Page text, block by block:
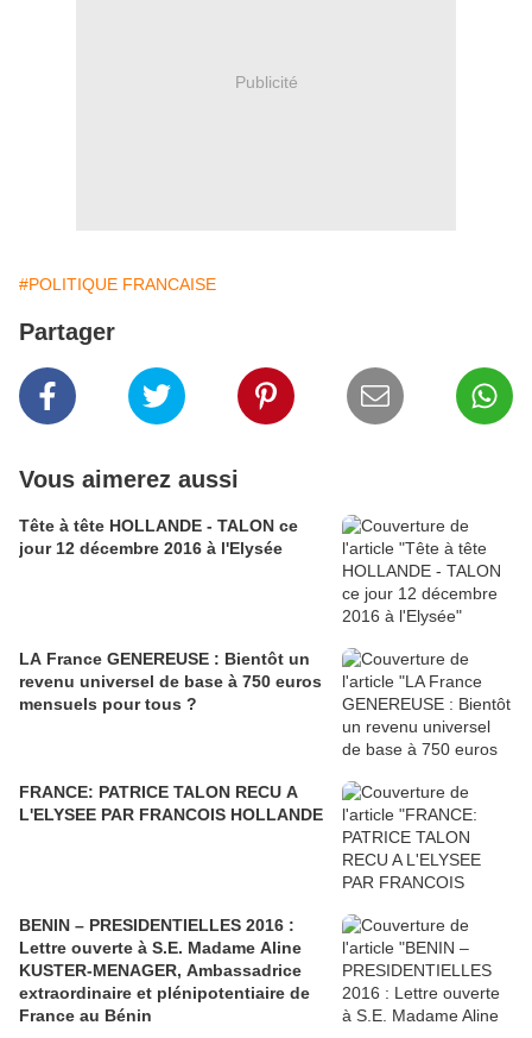
Publicité
#POLITIQUE FRANCAISE
Partager
Vous aimerez aussi
Tête à tête HOLLANDE - TALON ce
jour 12 décembre 2016 à l'Elysée
LA France GENEREUSE : Bientôt un
revenu universel de base à 750 euros
mensuels pour tous ?
FRANCE: PATRICE TALON RECU A
L'ELYSEE PAR FRANCOIS HOLLANDE
BENIN – PRESIDENTIELLES 2016 :
Lettre ouverte à S.E. Madame Aline
KUSTER-MENAGER, Ambassadrice
extraordinaire et plénipotentiaire de
France au Bénin